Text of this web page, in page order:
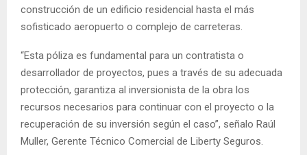
construcción de un edificio residencial hasta el más
sofisticado aeropuerto o complejo de carreteras.
“Esta póliza es fundamental para un contratista o
desarrollador de proyectos, pues a través de su adecuada
protección, garantiza al inversionista de la obra los
recursos necesarios para continuar con el proyecto o la
recuperación de su inversión según el caso”, señalo Raúl
Muller, Gerente Técnico Comercial de Liberty Seguros.